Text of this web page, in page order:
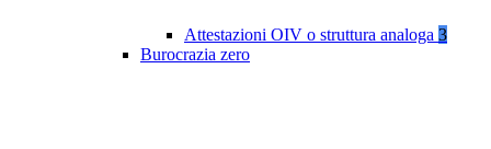
Attestazioni OIV o struttura analoga 3
Burocrazia zero